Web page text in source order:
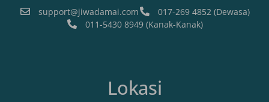
support@jiwadamai.com
017-269 4852 (Dewasa)
011-5430 8949 (Kanak-Kanak)
Lokasi